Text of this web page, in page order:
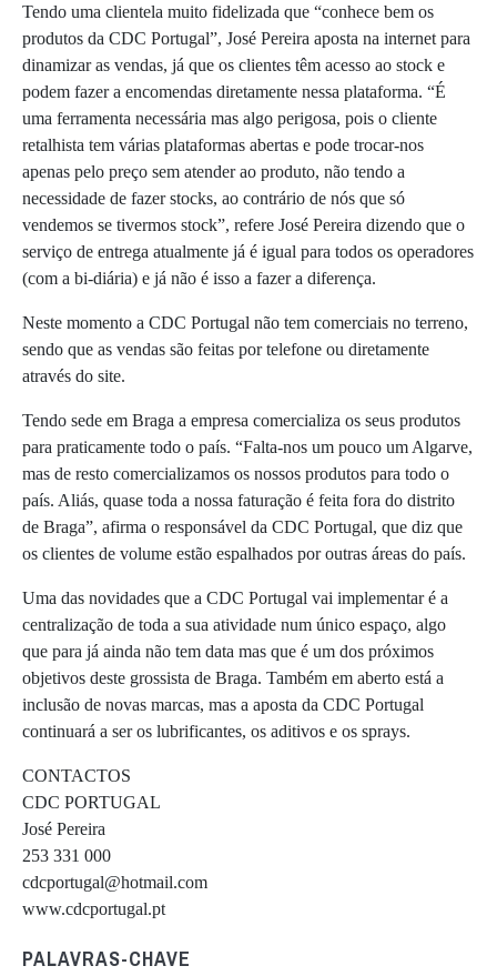
Tendo uma clientela muito fidelizada que “conhece bem os
produtos da CDC Portugal”, José Pereira aposta na internet para
dinamizar as vendas, já que os clientes têm acesso ao stock e
podem fazer a encomendas diretamente nessa plataforma. “É
uma ferramenta necessária mas algo perigosa, pois o cliente
retalhista tem várias plataformas abertas e pode trocar-nos
apenas pelo preço sem atender ao produto, não tendo a
necessidade de fazer stocks, ao contrário de nós que só
vendemos se tivermos stock”, refere José Pereira dizendo que o
serviço de entrega atualmente já é igual para todos os operadores
(com a bi-diária) e já não é isso a fazer a diferença.
Neste momento a CDC Portugal não tem comerciais no terreno,
sendo que as vendas são feitas por telefone ou diretamente
através do site.
Tendo sede em Braga a empresa comercializa os seus produtos
para praticamente todo o país. “Falta-nos um pouco um Algarve,
mas de resto comercializamos os nossos produtos para todo o
país. Aliás, quase toda a nossa faturação é feita fora do distrito
de Braga”, afirma o responsável da CDC Portugal, que diz que
os clientes de volume estão espalhados por outras áreas do país.
Uma das novidades que a CDC Portugal vai implementar é a
centralização de toda a sua atividade num único espaço, algo
que para já ainda não tem data mas que é um dos próximos
objetivos deste grossista de Braga. Também em aberto está a
inclusão de novas marcas, mas a aposta da CDC Portugal
continuará a ser os lubrificantes, os aditivos e os sprays.
CONTACTOS
CDC PORTUGAL
José Pereira
253 331 000
cdcportugal@hotmail.com
www.cdcportugal.pt
PALAVRAS-CHAVE